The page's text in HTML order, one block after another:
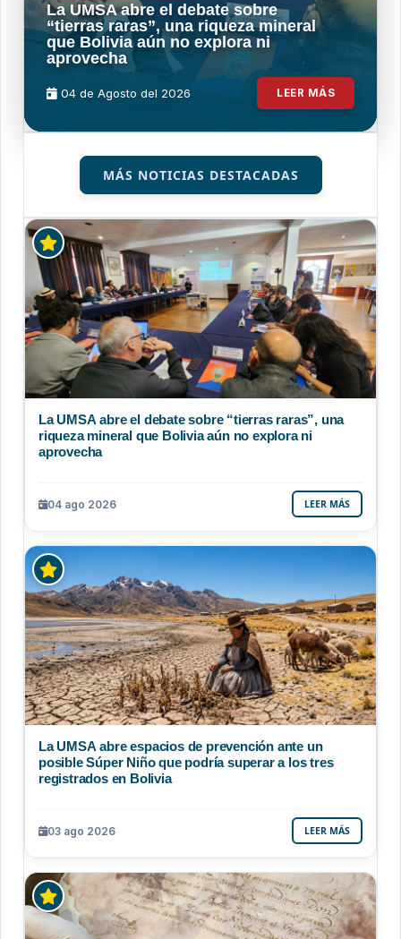
La UMSA abre el debate sobre
“tierras raras”, una riqueza mineral
que Bolivia aún no explora ni
aprovecha
04 de Agosto del 2026 LEER MÁS
MÁS NOTICIAS DESTACADAS
La UMSA abre el debate sobre “tierras raras”, una
riqueza mineral que Bolivia aún no explora ni
aprovecha
04 ago 2026 LEER MÁS
La UMSA abre espacios de prevención ante un
posible Súper Niño que podría superar a los tres
registrados en Bolivia
03 ago 2026 LEER MÁS